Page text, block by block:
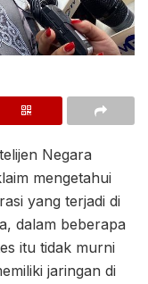
Negara
mengetahui
yang terjadi di
dalam beberapa
itu tidak murni
jaringan di